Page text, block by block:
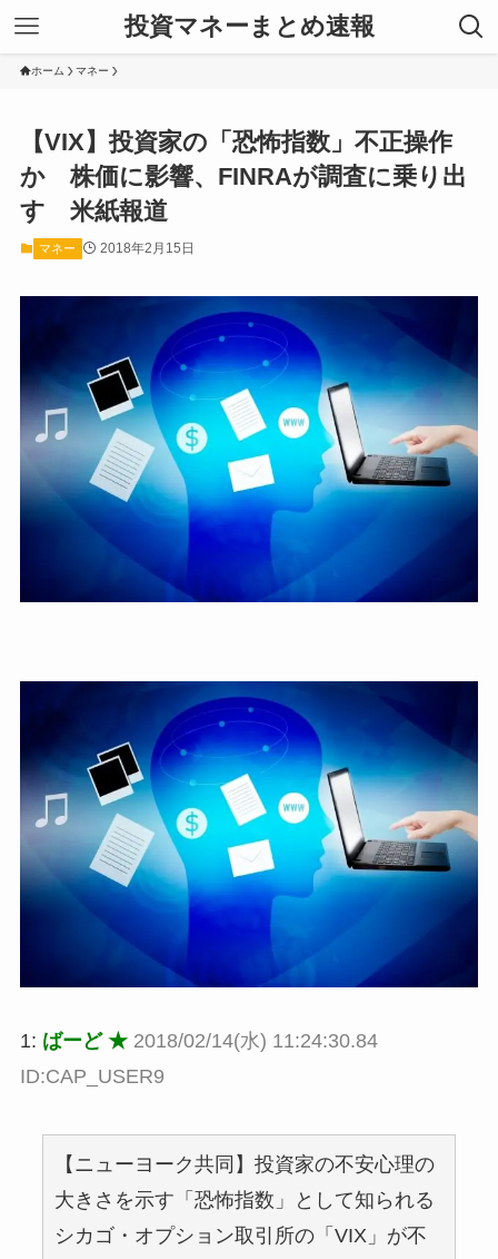
投資マネーまとめ速報
ホーム マネー
【VIX】投資家の「恐怖指数」不正操作
か 株価に影響、FINRAが調査に乗り出
す 米紙報道
マネー 2018年2月15日
1: ばーど ★ 2018/02/14(水) 11:24:30.84
ID:CAP_USER9
【ニューヨーク共同】投資家の不安心理の
大きさを示す「恐怖指数」として知られる
シカゴ・オプション取引所の「VIX」が不